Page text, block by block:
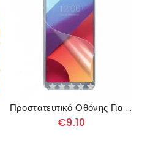
Προστατευτικό Οθόνης Για Lg G6
€9.10